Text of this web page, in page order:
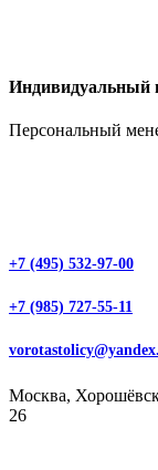
Индивидуальный
Персональный
+7 (495) 532-97-00
+7 (985) 727-55-11
Москва,
26